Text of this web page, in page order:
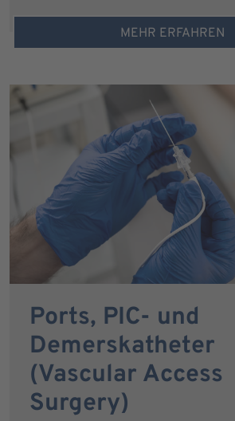
MEHR ERFAHREN
Ports, PIC- und
Demerskatheter
(Vascular Access
Surgery)